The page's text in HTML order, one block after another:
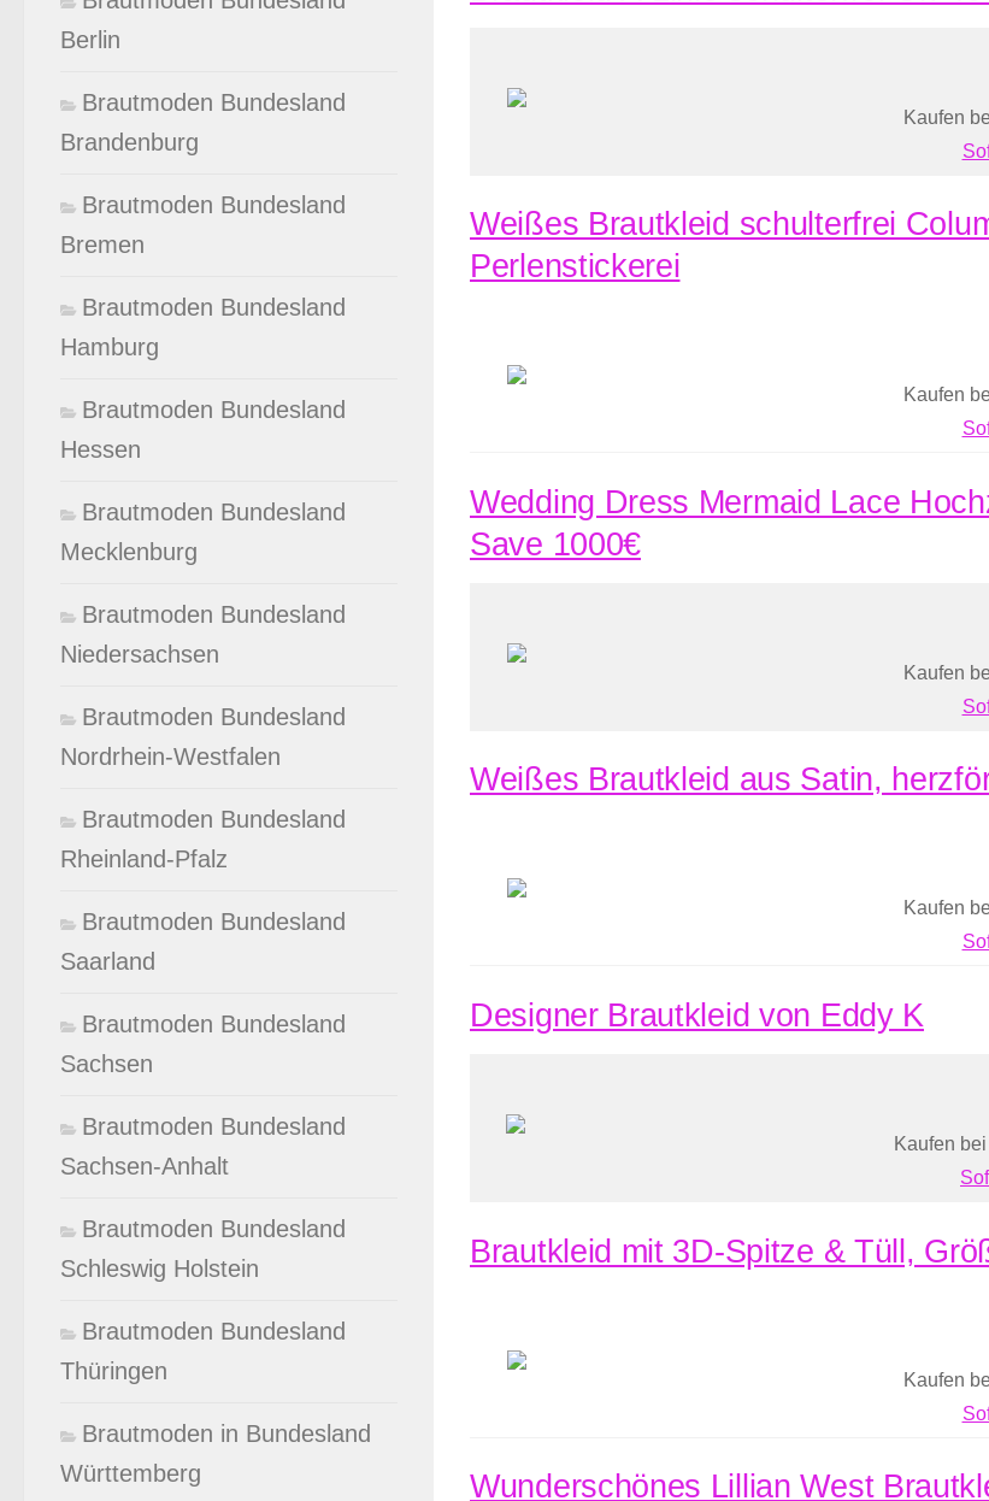
Kaufen
Weißes Brautkleid schulterfrei
Perlenstickerei
Kaufen
Wedding Dress Mermaid Lace
Save 1000€
Kaufen
Weißes Brautkleid aus Satin,
Kaufen
Designer Brautkleid von Eddy K
Kaufen
Brautkleid mit 3D-Spitze & Tüll,
Kaufen
Wunderschönes Lillian West
Berlin
Brautmoden Bundesland
Brandenburg
Brautmoden Bundesland
Bremen
Brautmoden Bundesland
Hamburg
Brautmoden Bundesland
Hessen
Brautmoden Bundesland
Mecklenburg
Brautmoden Bundesland
Niedersachsen
Brautmoden Bundesland
Nordrhein-Westfalen
Brautmoden Bundesland
Rheinland-Pfalz
Brautmoden Bundesland
Saarland
Brautmoden Bundesland
Sachsen
Brautmoden Bundesland
Sachsen-Anhalt
Brautmoden Bundesland
Schleswig Holstein
Brautmoden Bundesland
Thüringen
Brautmoden in Bundesland
Württemberg